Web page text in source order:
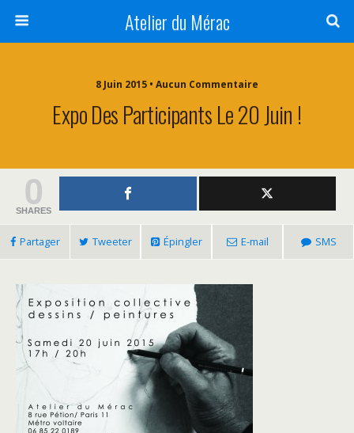
Atelier du Mérac
8 Juin 2015 • Aucun Commentaire
Expo Des Participants Le 20 Juin !
0
SHARES
Partager Tweeter Épingler E-mail SMS